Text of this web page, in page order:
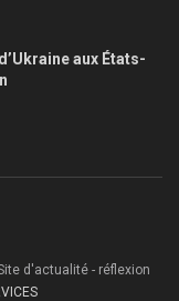
aux États-
d'actualité - réflexion